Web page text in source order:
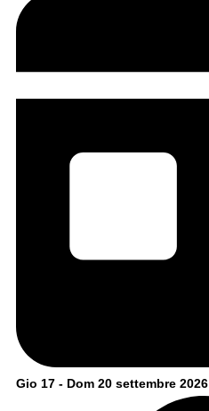
Gio 17 - Dom 20 settembre 2026